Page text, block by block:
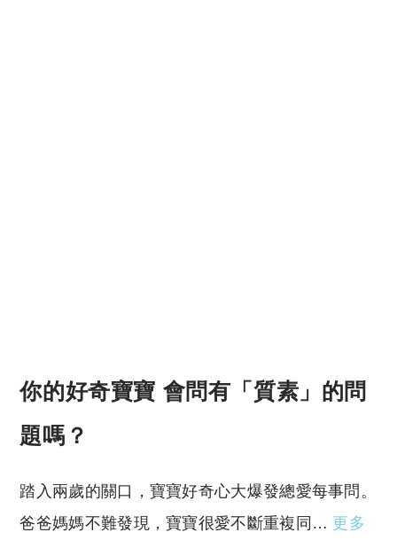
你的好奇寶寶 會問有「質素」的問
題嗎？
踏入兩歲的關口，寶寶好奇心大爆發總愛每事問。
爸爸媽媽不難發現，寶寶很愛不斷重複同… 更多